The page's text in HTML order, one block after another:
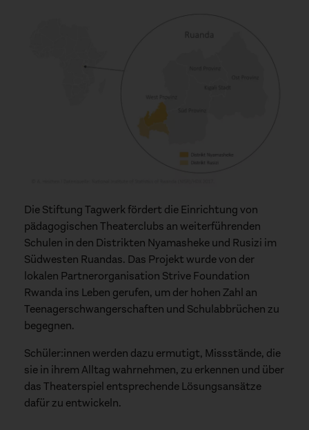
Die Stiftung Tagwerk fördert die Einrichtung von
pädagogischen Theaterclubs an weiterführenden
Schulen in den Distrikten Nyamasheke und Rusizi im
Südwesten Ruandas. Das Projekt wurde von der
lokalen Partnerorganisation Strive Foundation
Rwanda ins Leben gerufen, um der hohen Zahl an
Teenagerschwangerschaften und Schulabbrüchen zu
begegnen.
Schüler:innen werden dazu ermutigt, Missstände, die
sie in ihrem Alltag wahrnehmen, zu erkennen und über
das Theaterspiel entsprechende Lösungsansätze
dafür zu entwickeln.